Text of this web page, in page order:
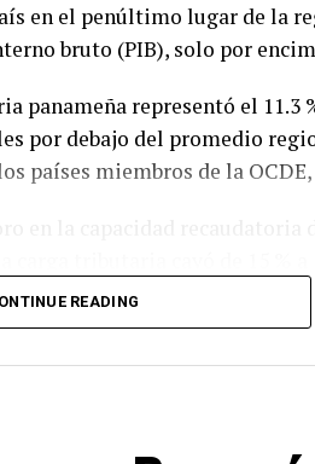
en el penúltimo lugar de la
bruto (PIB), solo por
panameña representó el 11.3
por debajo del promedio
países miembros de la OCDE,
que el promedio de
mismo período.
0.2 puntos porcentuales
READING